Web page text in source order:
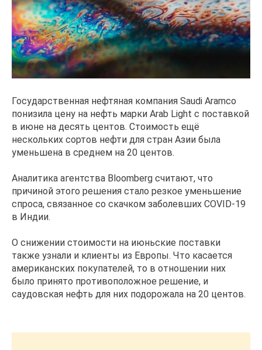
Государственная нефтяная компания Saudi Aramco
понизила цену на нефть марки Arab Light с поставкой
в июне на десять центов. Стоимость ещё
нескольких сортов нефти для стран Азии была
уменьшена в среднем на 20 центов.
Аналитика агентства Bloomberg считают, что
причиной этого решения стало резкое уменьшение
спроса, связанное со скачком заболевших COVID-19
в Индии.
О снижении стоимости на июньские поставки
также узнали и клиенты из Европы. Что касается
американских покупателей, то в отношении них
было принято противоположное решение, и
саудовская нефть для них подорожала на 20 центов.